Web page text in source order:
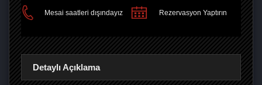
Mesai saatleri dışındayız Rezervasyon Yaptırın
Detaylı Açıklama